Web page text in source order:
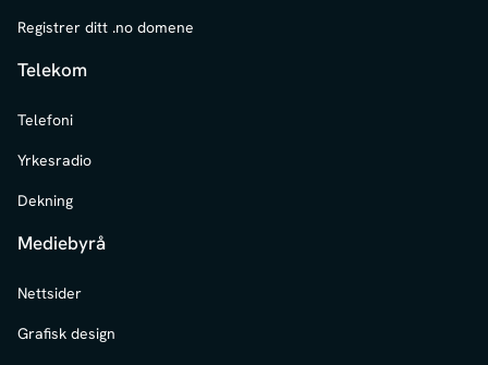
Registrer ditt .no domene
Telekom
Telefoni
Yrkesradio
Dekning
Mediebyrå
Nettsider
Grafisk design